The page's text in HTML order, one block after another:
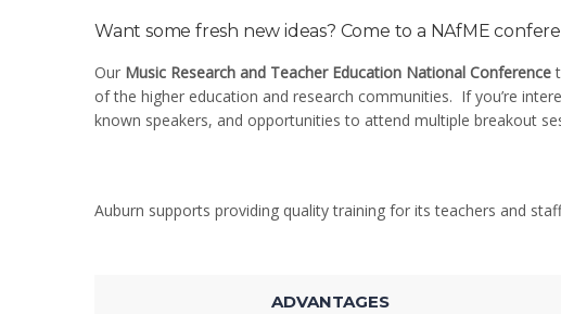
Want some fresh new ideas? Come to a NAfME
Our Music Research and Teacher Education National Conference
of the higher education and research communities. If you’re
known speakers, and opportunities to attend multiple breakout
Auburn supports providing quality training for its teachers and
ADVANTAGES